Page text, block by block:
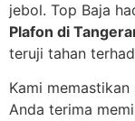
jebol. Top Baja
Plafon di
teruji tahan
Kami
Anda terima